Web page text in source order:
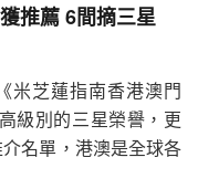
推薦 6間摘三星
米芝蓮指南香港澳門
級別的三星榮譽，更
名單，港澳是全球各